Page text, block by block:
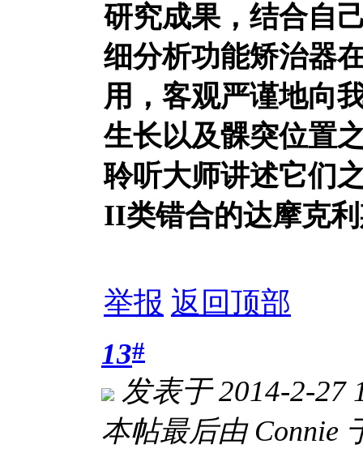
研究成果，结合自
细分析功能矫治器
用，客观严谨地向
生长以及髁突位置
聆听大师讲述它们
II类错合的达摩克
举报 返回顶部
13#
发表于 2014-2-27
本帖最后由 Connie